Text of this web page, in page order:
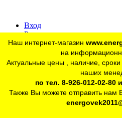
Вход
Регистрация
Для юр. лиц:
telegram Розничный
Наш интернет-магазин
на
Актуальные цены , наличие,
наших
по тел. 8-926-012-02-80
Также Вы можете отправить нам